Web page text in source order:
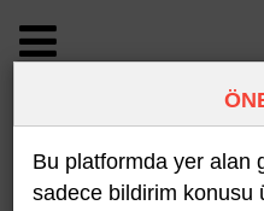
BİLDİRİM
Bu platformda yer alan
sadece bildirim konusu